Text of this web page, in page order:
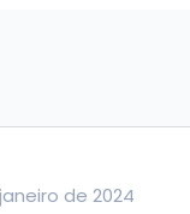
de 2024